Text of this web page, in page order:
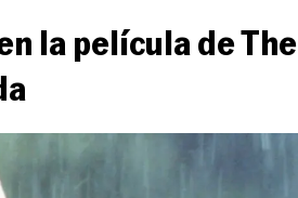
la película de The